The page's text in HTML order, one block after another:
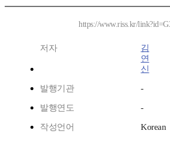
https://www.riss.kr/
저자
김
연
신
발행기관 -
발행연도 -
작성언어 Korean